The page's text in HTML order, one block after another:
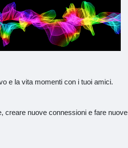
e la vita momenti con i tuoi amici.
creare nuove connessioni e fare nuove